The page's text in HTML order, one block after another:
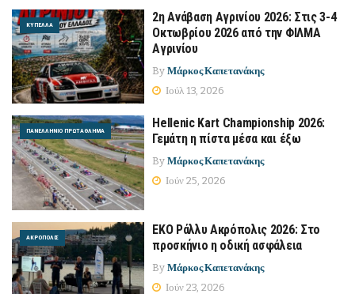
ΚΎΠΕΛΛΑ
2η Ανάβαση Αγρινίου 2026: Στις 3-4
Οκτωβρίου 2026 από την ΦΙΛΜΑ
Αγρινίου
By Μάρκος Καπετανάκης
Ιούλ 13, 2026
ΠΑΝΕΛΛΉΝΙΟ ΠΡΩΤΆΘΛΗΜΑ
Hellenic Kart Championship 2026:
Γεμάτη η πίστα μέσα και έξω
By Μάρκος Καπετανάκης
Ιούν 25, 2026
ΑΚΡΌΠΟΛΙΣ
ΕΚΟ Ράλλυ Ακρόπολις 2026: Στο
προσκήνιο η οδική ασφάλεια
By Μάρκος Καπετανάκης
Ιούν 23, 2026